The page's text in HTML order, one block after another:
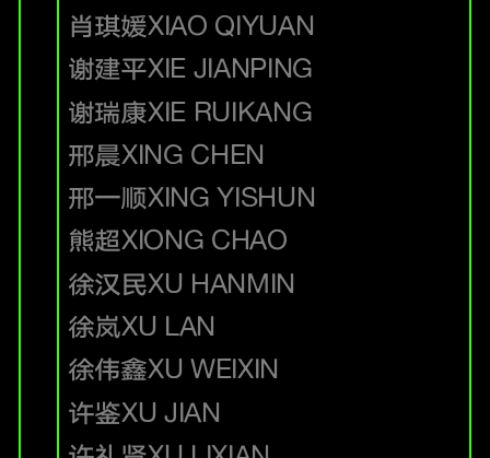
肖琪媛XIAO QIYUAN
谢建平XIE JIANPING
谢瑞康XIE RUIKANG
邢晨XING CHEN
邢一顺XING YISHUN
熊超XIONG CHAO
徐汉民XU HANMIN
徐岚XU LAN
徐伟鑫XU WEIXIN
许鉴XU JIAN